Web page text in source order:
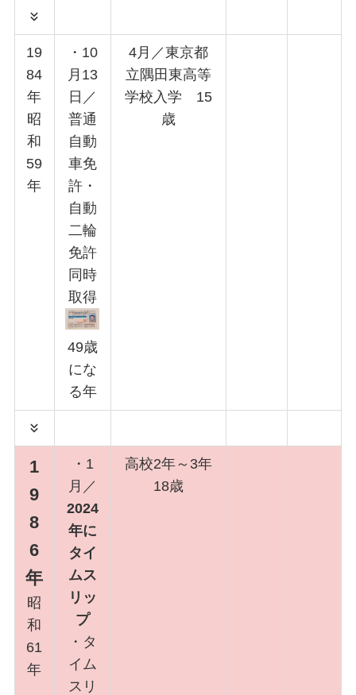
19
84
年
昭
和
59
年
・10
月13
日／
普通
自動
車免
許・
自動
二輪
免許
同時
取得
49歳
にな
る年
4月／東京都
立隅田東高等
学校入学 15
歳
1
9
8
6
年
昭
和
61
年
・1
月／
2024
年に
タイ
ムス
リッ
プ
・タ
イム
スリ
高校2年～3年
18歳